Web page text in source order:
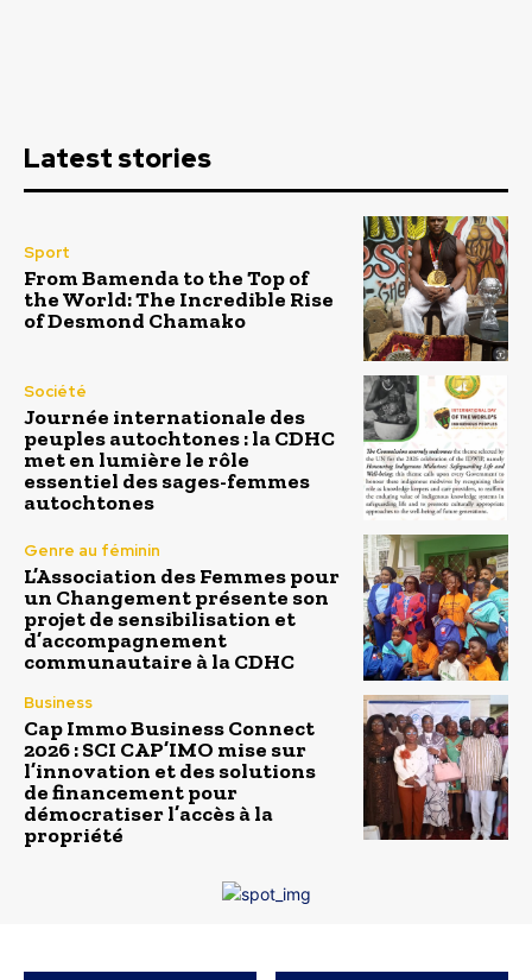
Latest stories
Sport
From Bamenda to the Top of
the World: The Incredible Rise
of Desmond Chamako
Société
Journée internationale des
peuples autochtones : la CDHC
met en lumière le rôle
essentiel des sages-femmes
autochtones
Genre au féminin
L’Association des Femmes pour
un Changement présente son
projet de sensibilisation et
d’accompagnement
communautaire à la CDHC
Business
Cap Immo Business Connect
2026 : SCI CAP’IMO mise sur
l’innovation et des solutions
de financement pour
démocratiser l’accès à la
propriété